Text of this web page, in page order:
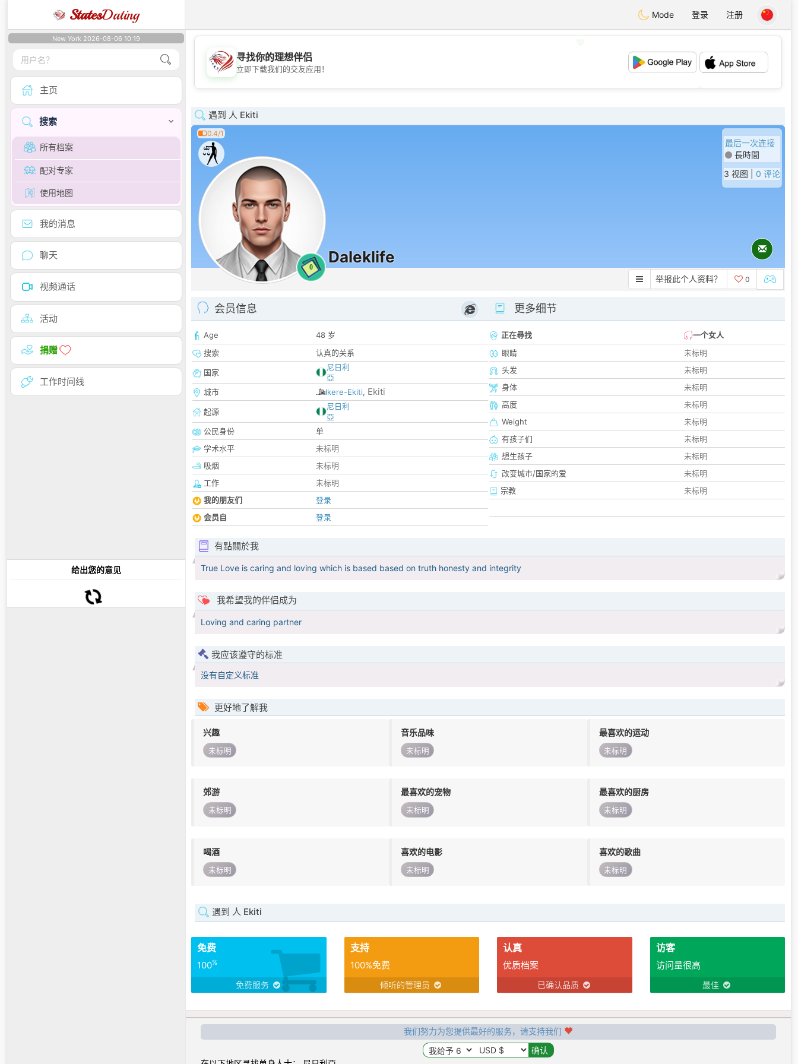
StatesDating Mode 登录 注册
New York 2026-08-06 10:19
主页
搜索
所有档案
配对专家
使用地图
我的消息
聊天
视频通话
活动
捐赠
工作时间线
给出您的意见
💖
寻找你的理想伴侣
立即下载我们的交友应用！
遇到 人 Ekiti
0.4/1
0
Daleklife
最后一次连接
長時間
3 视图 | 0 评论
举报此个人资料？ 0
会员信息
Age
48 岁
搜索
认真的关系
国家
尼日利
亞
城市
Ikere-Ekiti, Ekiti
起源
尼日利
亞
公民身份
单
学术水平
未标明
吸烟
未标明
工作
未标明
我的朋友们
登录
会员自
登录
更多细节
正在尋找
一个女人
眼睛
未标明
头发
未标明
身体
未标明
高度
未标明
Weight
未标明
有孩子们
未标明
想生孩子
未标明
改变城市/国家的爱
未标明
宗教
未标明
有點關於我
True Love is caring and loving which is based based on truth honesty and integrity
我希望我的伴侣成为
Loving and caring partner
我应该遵守的标准
没有自定义标准
更好地了解我
兴趣
未标明
音乐品味
未标明
最喜欢的运动
未标明
郊游
未标明
最喜欢的宠物
未标明
最喜欢的厨房
未标明
喝酒
未标明
喜欢的电影
未标明
喜欢的歌曲
未标明
遇到 人 Ekiti
免费
100%
免费服务
支持
100%免费
倾听的管理员
认真
优质档案
已确认品质
访客
访问量很高
最佳
我们努力为您提供最好的服务，请支持我们